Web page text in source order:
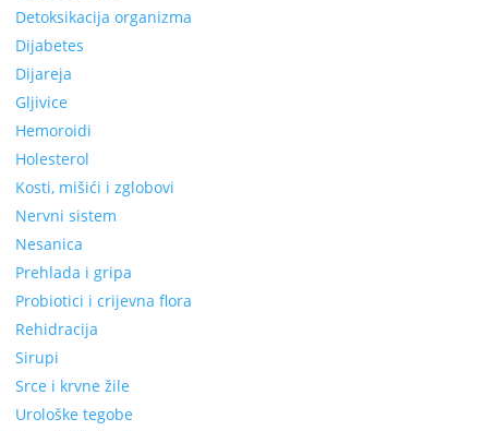
Detoksikacija organizma
Dijabetes
Dijareja
Gljivice
Hemoroidi
Holesterol
Kosti, mišići i zglobovi
Nervni sistem
Nesanica
Prehlada i gripa
Probiotici i crijevna flora
Rehidracija
Sirupi
Srce i krvne žile
Urološke tegobe